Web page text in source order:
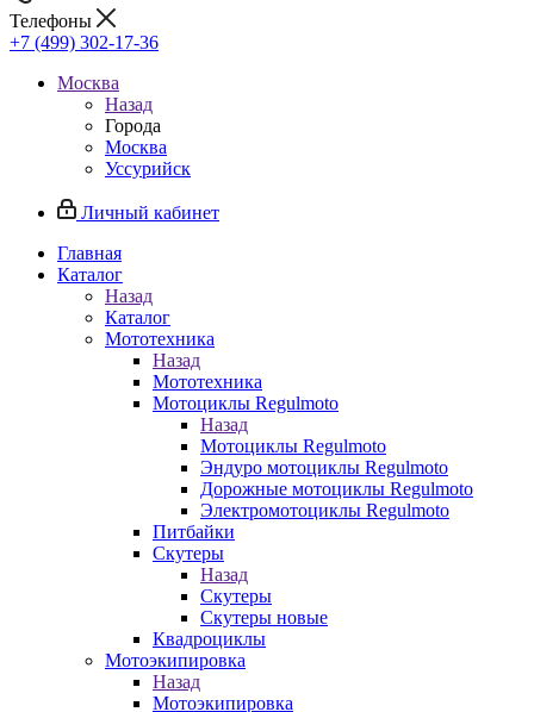
Телефоны
+7 (499) 302-17-36
Москва
Назад
Города
Москва
Уссурийск
Личный кабинет
Главная
Каталог
Назад
Каталог
Мототехника
Назад
Мототехника
Мотоциклы Regulmoto
Назад
Мотоциклы Regulmoto
Эндуро мотоциклы Regulmoto
Дорожные мотоциклы Regulmoto
Электромотоциклы Regulmoto
Питбайки
Скутеры
Назад
Скутеры
Скутеры новые
Квадроциклы
Мотоэкипировка
Назад
Мотоэкипировка